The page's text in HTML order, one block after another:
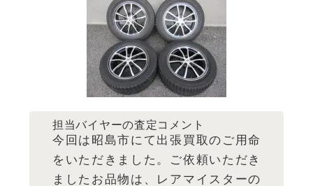
担当バイヤーの査定コメント
今回は昭島市にて出張買取のご用命
をいただきました。ご依頼いただき
ましたお品物は、レアマイスターの